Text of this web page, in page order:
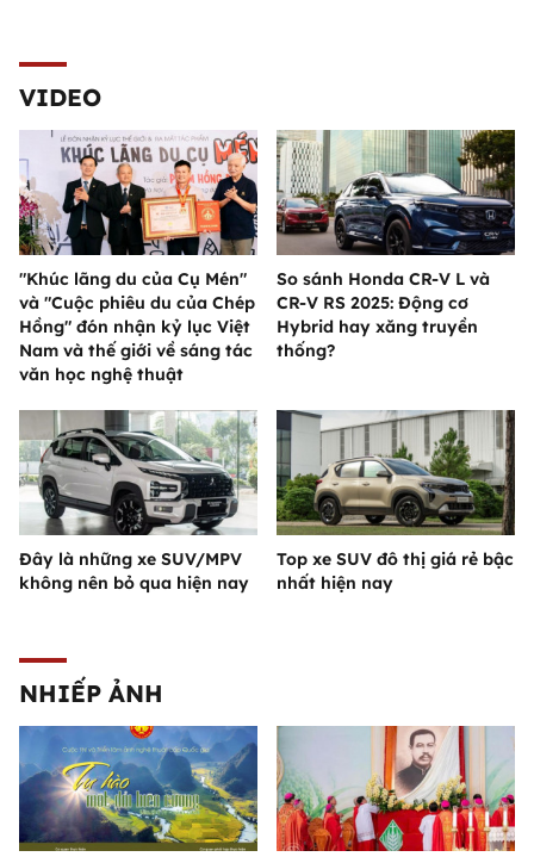
VIDEO
"Khúc lãng du của Cụ Mén"
và "Cuộc phiêu du của Chép
Hồng" đón nhận kỷ lục Việt
Nam và thế giới về sáng tác
văn học nghệ thuật
So sánh Honda CR-V L và
CR-V RS 2025: Động cơ
Hybrid hay xăng truyền
thống?
Đây là những xe SUV/MPV
không nên bỏ qua hiện nay
Top xe SUV đô thị giá rẻ bậc
nhất hiện nay
NHIẾP ẢNH